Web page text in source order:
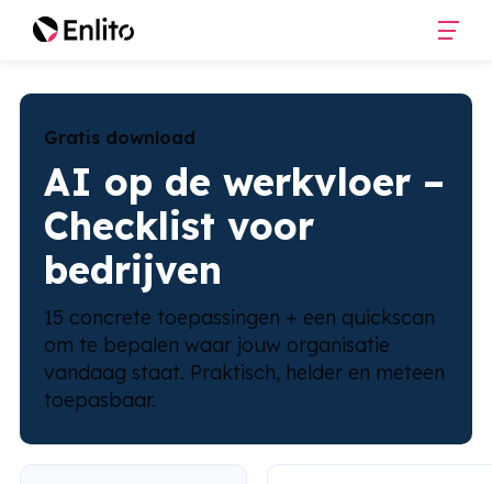
Gratis download
AI op de werkvloer –
Checklist voor
bedrijven
15 concrete toepassingen + een quickscan
om te bepalen waar jouw organisatie
vandaag staat. Praktisch, helder en meteen
toepasbaar.